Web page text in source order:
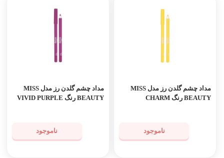
مداد چشم گلدن رز مدل MISS
BEAUTY رنگ CHARM
ناموجود
مداد چشم گلدن رز مدل MISS
BEAUTY رنگ VIVID PURPLE
ناموجود